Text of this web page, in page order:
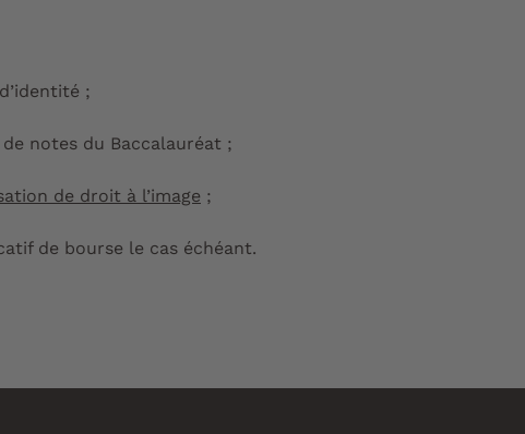
;
de notes du Baccalauréat ;
de droit à l’image ;
de bourse le cas échéant.